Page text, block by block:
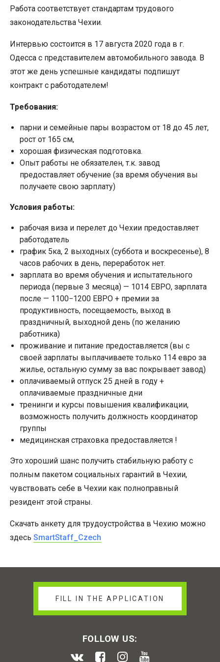
Работа соответствует стандартам трудового
законодательства Чехии.
Интервью состоится в 17 августа 2020 года в г.
Одесса с представителем автомобильного завода. В
этот же день успешные кандидаты подпишут
контракт с работодателем!
Требования:
парни и семейные пары возрастом от 18 до 45 лет,
рост от 165 см,
хорошая физическая подготовка.
Опыт работы не обязателен, т.к. завод
предоставляет обучение (за время обучения вы
получаете свою зарплату)
Условия работы:
рабочая виза и перелет до Чехии предоставляет
работодатель
график 5ка, 2 выходных (суббота и воскресенье), 8
часов рабочих в день, переработок нет.
зарплата во время обучения и испытательного
периода (первые 3 месяца) — 1014 ЕВРО, зарплата
после — 1100−1200 ЕВРО + премии за
продуктивность, посещаемость, выход в
праздничный, выходной день (по желанию
работника)
проживание и питание предоставляется (вы с
своей зарплаты выплачиваете только 114 евро за
жилье, остальную сумму за вас покрывает завод)
оплачиваемый отпуск 25 дней в году +
оплачиваемые праздничные дни
тренинги и курсы повышения квалификации,
возможность получить должность координатор
группы
медицинская страховка предоставляется !
Это хороший шанс получить стабильную работу с
полным пакетом социальных гарантий в Чехии,
чувствовать себе в Чехии как полноправный
резидент этой страны.
Скачать анкету для трудоустройства в Чехию можно
здесь SmartStaff_Czech
FILL IN THE APPLICATION
FOLLOW US: